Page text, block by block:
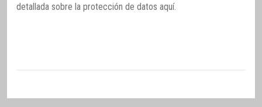
detallada sobre la protección de datos aquí.